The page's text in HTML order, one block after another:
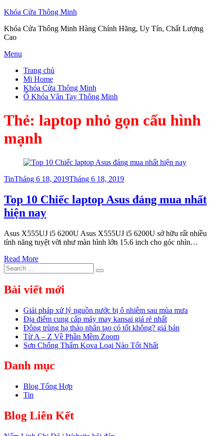
Khóa Cửa Thông Minh
Khóa Cửa Thông Minh Hàng Chính Hãng, Uy Tín, Chất Lượng
Cao
Skip
content
Menu
Trang chủ
Mi Home
Khóa Cửa Thông Minh
Ổ Khóa Vân Tay Thông Minh
Thẻ: laptop nhỏ gọn cấu hình
mạnh
TinPosted
Tháng 6 18, 2019Tháng 6 18, 2019
Top 10 Chiếc laptop Asus đáng mua nhất
hiện nay
Asus X555UJ i5 6200U Asus X555UJ i5 6200U sở hữu rất nhiều
tính năng tuyệt vời như màn hình lớn 15.6 inch cho góc nhìn…
Read More
Search
for:
Search
Bài viết mới
Giải pháp xử lý nguồn nước bị ô nhiễm sau mùa mưa
Địa điểm cung cấp máy may kansai giá rẻ nhất
Đông trùng hạ thảo nhân tạo có tốt không? giá bán
Từ A – Z Về Phần Mềm Zoom
Sơn Chống Thấm Kova Loại Nào Tốt Nhất
Danh mục
Blog Tổng Hợp
Tin
Blog Liên Kết